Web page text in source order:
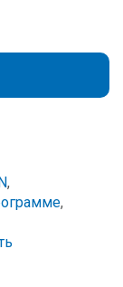
,
,